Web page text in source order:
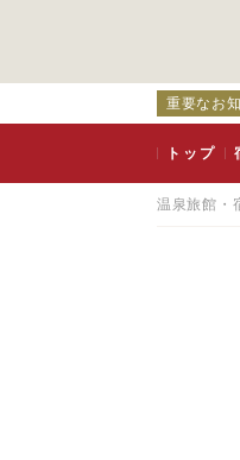
重要なお
トップ
温泉旅館・